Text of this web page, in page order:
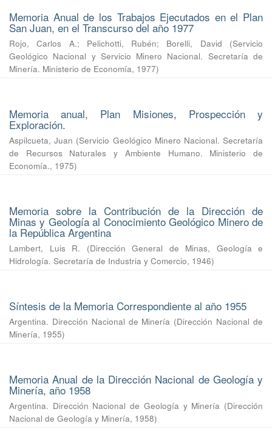
Memoria Anual de los Trabajos Ejecutados en el Plan
San Juan, en el Transcurso del año 1977
Rojo, Carlos A.; Pelichotti, Rubén; Borelli, David (Servicio
Geológico Nacional y Servicio Minero Nacional. Secretaría de
Minería. Ministerio de Economía, 1977)
Memoria anual, Plan Misiones, Prospección y
Exploración.
Aspilcueta, Juan (Servicio Geológico Minero Nacional. Secretaría
de Recursos Naturales y Ambiente Humano. Ministerio de
Economía., 1975)
Memoria sobre la Contribución de la Dirección de
Minas y Geología al Conocimiento Geológico Minero de
la República Argentina
Lambert, Luis R. (Dirección General de Minas, Geología e
Hidrología. Secretaría de Industria y Comercio, 1946)
Síntesis de la Memoria Correspondiente al año 1955
Argentina. Dirección Nacional de Minería (Dirección Nacional de
Minería, 1955)
Memoria Anual de la Dirección Nacional de Geología y
Minería, año 1958
Argentina. Dirección Nacional de Geología y Minería (Dirección
Nacional de Geología y Minería, 1958)